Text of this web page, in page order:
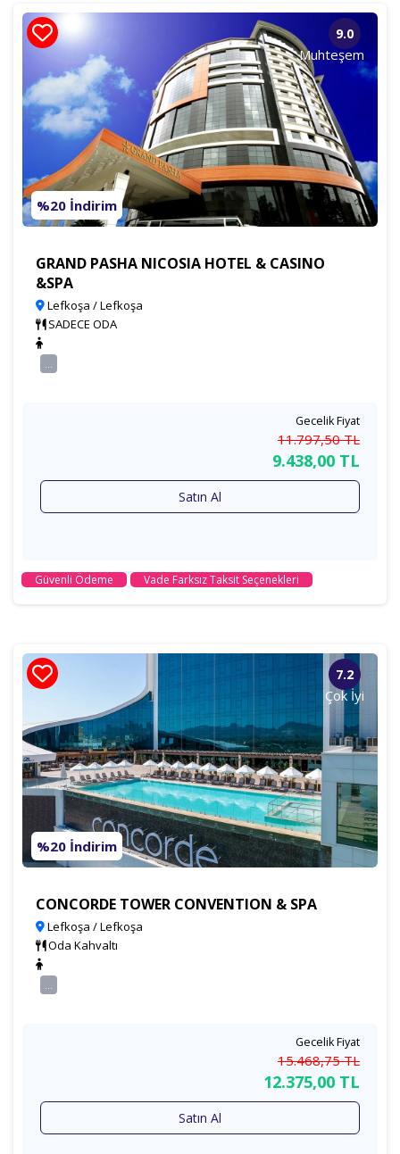
%20 İndirim
9.0
Muhteşem
GRAND PASHA NICOSIA HOTEL & CASINO
&SPA
Lefkoşa / Lefkoşa
SADECE ODA
...
Gecelik Fiyat
11.797,50TL
9.438,00 TL
Satın Al
Güvenli Ödeme Vade Farksız Taksit Seçenekleri
%20 İndirim
7.2
Çok İyi
CONCORDE TOWER CONVENTION & SPA
Lefkoşa / Lefkoşa
Oda Kahvaltı
...
Gecelik Fiyat
15.468,75TL
12.375,00 TL
Satın Al